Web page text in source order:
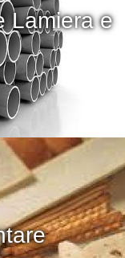
Lamiera e